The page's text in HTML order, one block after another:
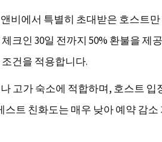
비에서 특별히 초대받은 호스트
크인 30일 전까지 50% 환불을 제
건을 적용합니다.
고가 숙소에 적합하며, 호스트 입
스트 친화도는 매우 낮아 예약 감